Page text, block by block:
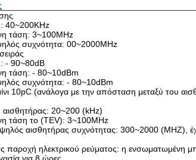
40~200KHz
τάση: 3~100MHz
συχνότητα: 00~2000MHz
- 90~80dB
τάση: - 80~10dBm
συχνότητα: - 80~10dBm
10pC (ανάλογα με την απόσταση μεταξύ του
αισθητήρας: 20~200 (kHz)
τάση το (TEV): 3~100MHz
αισθητήρας συχνότητας: 300~2000 (MHZ),
παροχή ηλεκτρικού ρεύματος: η ενσωματωμένη